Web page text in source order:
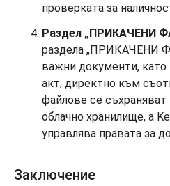
проверката за
Раздел „ПРИКАЧЕНИ
раздела „ПРИКАЧЕНИ
важни документи,
акт, директно към
файлове се
облачно хранилище, а
управлява правата за
Заключение